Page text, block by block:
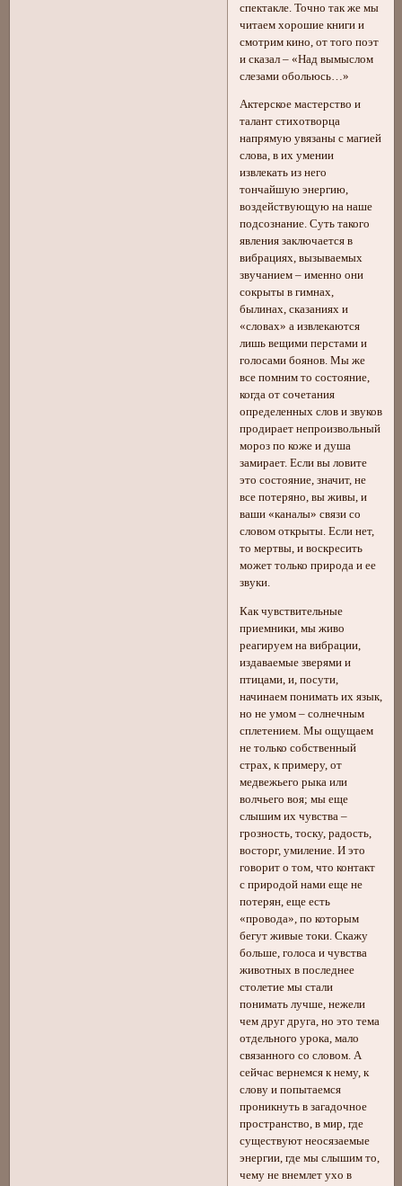
спектакле. Точно так же мы
читаем хорошие книги и
смотрим кино, от того поэт
и сказал – «Над вымыслом
слезами обольюсь…»
Актерское мастерство и
талант стихотворца
напрямую увязаны с магией
слова, в их умении
извлекать из него
тончайшую энергию,
воздействующую на наше
подсознание. Суть такого
явления заключается в
вибрациях, вызываемых
звучанием – именно они
сокрыты в гимнах,
былинах, сказаниях и
«словах» а извлекаются
лишь вещими перстами и
голосами боянов. Мы же
все помним то состояние,
когда от сочетания
определенных слов и звуков
продирает непроизвольный
мороз по коже и душа
замирает. Если вы ловите
это состояние, значит, не
все потеряно, вы живы, и
ваши «каналы» связи со
словом открыты. Если нет,
то мертвы, и воскресить
может только природа и ее
звуки.
Как чувствительные
приемники, мы живо
реагируем на вибрации,
издаваемые зверями и
птицами, и, посути,
начинаем понимать их язык,
но не умом – солнечным
сплетением. Мы ощущаем
не только собственный
страх, к примеру, от
медвежьего рыка или
волчьего воя; мы еще
слышим их чувства –
грозность, тоску, радость,
восторг, умиление. И это
говорит о том, что контакт
с природой нами еще не
потерян, еще есть
«провода», по которым
бегут живые токи. Скажу
больше, голоса и чувства
животных в последнее
столетие мы стали
понимать лучше, нежели
чем друг друга, но это тема
отдельного урока, мало
связанного со словом. А
сейчас вернемся к нему, к
слову и попытаемся
проникнуть в загадочное
пространство, в мир, где
существуют неосязаемые
энергии, где мы слышим то,
чему не внемлет ухо в